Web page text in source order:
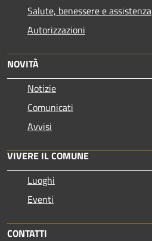
Salute, benessere e assistenza
Autorizzazioni
NOVITÀ
Notizie
Comunicati
Avvisi
VIVERE IL COMUNE
Luoghi
Eventi
CONTATTI